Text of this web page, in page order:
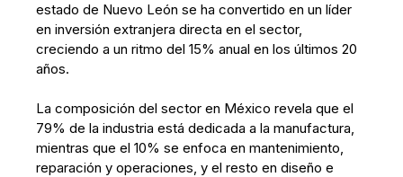
estado de Nuevo León se ha convertido en un líder
en inversión extranjera directa en el sector,
creciendo a un ritmo del 15% anual en los últimos 20
años.
La composición del sector en México revela que el
79% de la industria está dedicada a la manufactura,
mientras que el 10% se enfoca en mantenimiento,
reparación y operaciones, y el resto en diseño e